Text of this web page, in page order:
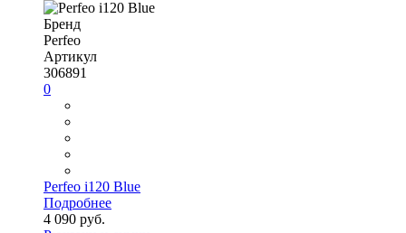
Бренд
Perfeo
Артикул
306891
0
Perfeo i120 Blue
Подробнее
4 090 руб.